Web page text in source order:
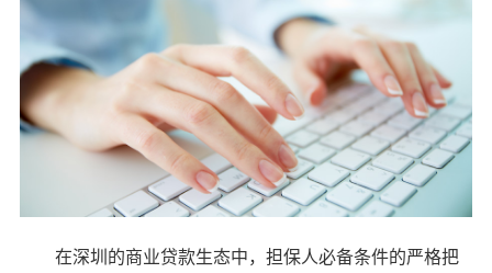
在深圳的商业贷款生态中，担保人必备条件的严格把